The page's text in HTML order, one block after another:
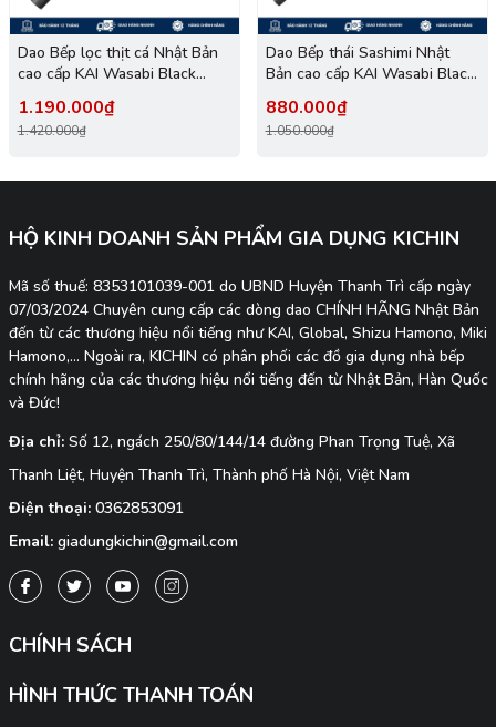
Dao Bếp lọc thịt cá Nhật Bản
cao cấp KAI Wasabi Black
1.190.000₫
1.420.000₫
Dao Bếp thái Sashimi Nhật
Bản cao cấp KAI Wasabi Black
880.000₫
1.050.000₫
HỘ KINH DOANH SẢN PHẨM GIA DỤNG KICHIN
Mã số thuế: 8353101039-001 do UBND Huyện Thanh Trì cấp ngày
07/03/2024 Chuyên cung cấp các dòng dao CHÍNH HÃNG Nhật Bản
đến từ các thương hiệu nổi tiếng như KAI, Global, Shizu Hamono, Miki
Hamono,... Ngoài ra, KICHIN có phân phối các đồ gia dụng nhà bếp
chính hãng của các thương hiệu nổi tiếng đến từ Nhật Bản, Hàn Quốc
và Đức!
Địa chỉ: Số 12, ngách 250/80/144/14 đường Phan Trọng Tuệ, Xã
Thanh Liệt, Huyện Thanh Trì, Thành phố Hà Nội, Việt Nam
Điện thoại: 0362853091
Email: giadungkichin@gmail.com
CHÍNH SÁCH
HÌNH THỨC THANH TOÁN